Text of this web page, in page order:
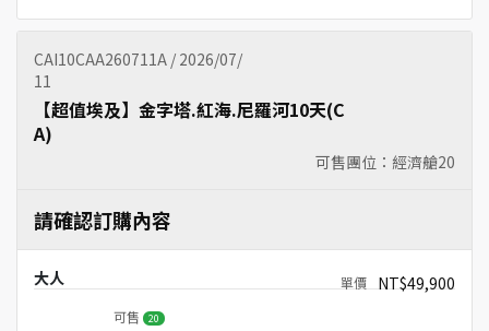
CAI10CAA260711A / 2026/07/
11
可售團位：經濟艙20
【超值埃及】金字塔.紅海.尼羅河10天(C
A)
請確認訂購內容
大人 NT$49,900
可售 20